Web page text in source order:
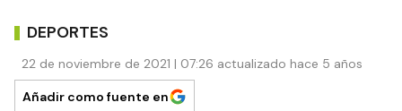
DEPORTES
22 de noviembre de 2021 | 07:26 actualizado hace 5 años
Añadir como fuente en